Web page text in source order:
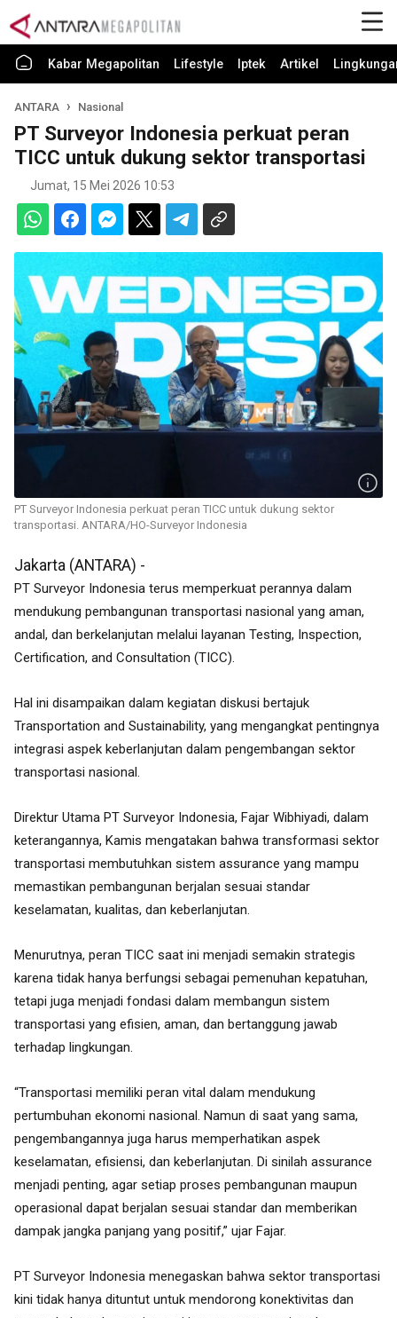
Kabar Megapolitan Lifestyle Iptek Artikel
ANTARA Nasional
PT Surveyor Indonesia perkuat peran
TICC untuk dukung sektor transportasi
Jumat, 15 Mei 2026 10:53
PT Surveyor Indonesia perkuat peran TICC untuk dukung sektor
transportasi. ANTARA/HO-Surveyor Indonesia
Jakarta (ANTARA) -
PT Surveyor Indonesia terus memperkuat perannya dalam
mendukung pembangunan transportasi nasional yang aman,
andal, dan berkelanjutan melalui layanan Testing, Inspection,
Certification, and Consultation (TICC).
Hal ini disampaikan dalam kegiatan diskusi bertajuk
Transportation and Sustainability, yang mengangkat pentingnya
integrasi aspek keberlanjutan dalam pengembangan sektor
transportasi nasional.
Direktur Utama PT Surveyor Indonesia, Fajar Wibhiyadi, dalam
keterangannya, Kamis mengatakan bahwa transformasi sektor
transportasi membutuhkan sistem assurance yang mampu
memastikan pembangunan berjalan sesuai standar
keselamatan, kualitas, dan keberlanjutan.
Menurutnya, peran TICC saat ini menjadi semakin strategis
karena tidak hanya berfungsi sebagai pemenuhan kepatuhan,
tetapi juga menjadi fondasi dalam membangun sistem
transportasi yang efisien, aman, dan bertanggung jawab
terhadap lingkungan.
“Transportasi memiliki peran vital dalam mendukung
pertumbuhan ekonomi nasional. Namun di saat yang sama,
pengembangannya juga harus memperhatikan aspek
keselamatan, efisiensi, dan keberlanjutan. Di sinilah assurance
menjadi penting, agar setiap proses pembangunan maupun
operasional dapat berjalan sesuai standar dan memberikan
dampak jangka panjang yang positif,” ujar Fajar.
PT Surveyor Indonesia menegaskan bahwa sektor transportasi
kini tidak hanya dituntut untuk mendorong konektivitas dan